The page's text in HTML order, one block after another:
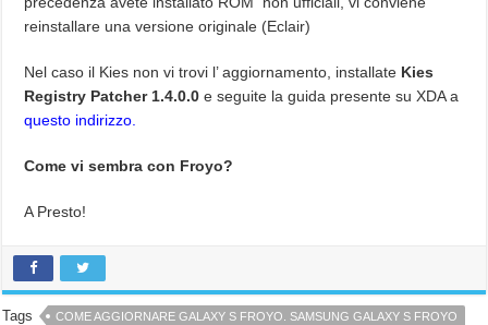
reinstallare una versione originale (Eclair)
Nel caso il Kies non vi trovi l’ aggiornamento, installate Kies
Registry Patcher 1.4.0.0 e seguite la guida presente su XDA a
questo indirizzo.
Come vi sembra con Froyo?
A Presto!
Tags
COME AGGIORNARE GALAXY S FROYO. SAMSUNG GALAXY S FROYO